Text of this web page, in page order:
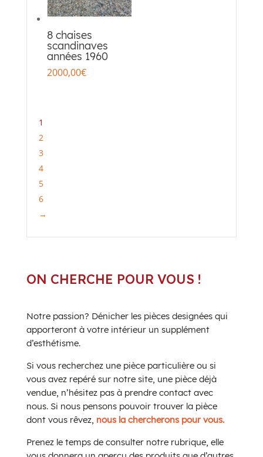
8 chaises
scandinaves
années 1960
2000,00€
1
2
3
4
5
6
→
ON CHERCHE POUR VOUS !
Notre passion? Dénicher les pièces designées qui
apporteront à votre intérieur un supplément
d’esthétisme.
Si vous recherchez une pièce particulière ou si
vous avez repéré sur notre site, une pièce déjà
vendue, n’hésitez pas à prendre contact avec
nous. Si nous pensons pouvoir trouver la pièce
dont vous rêvez, nous la chercherons pour vous.
Prenez le temps de consulter notre rubrique, elle